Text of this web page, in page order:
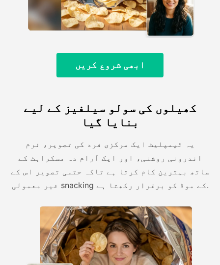
ابھی شروع کریں
کھیلوں کی سولو سیلفیز کے لیے
بنایا گیا
یہ ٹیمپلیٹ ایک مرکزی فرد کی تصویر، نرم
اندرونی روشنی، اور ایک آرام دہ مسکراہٹ کے
ساتھ بہترین کام کرتا ہے تاکہ حتمی تصویر اس کے
غیر معمولی snacking کے موڈ کو برقرار رکھتا ہے.